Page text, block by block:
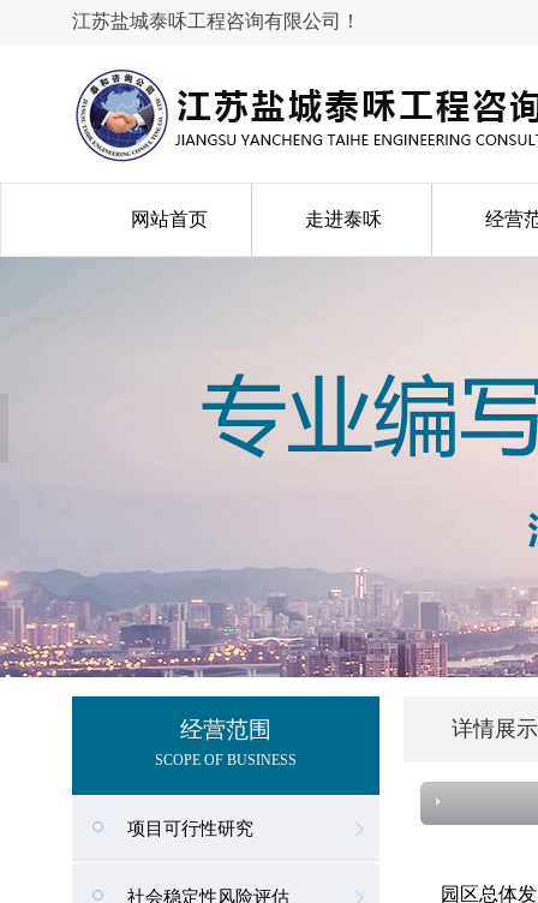
江苏盐城泰咊工程咨询有限公司！
网站首页 走进泰咊 经营
经营范围
SCOPE OF BUSINESS
项目可行性研究
社会稳定性风险评估
详情展示
园区总体